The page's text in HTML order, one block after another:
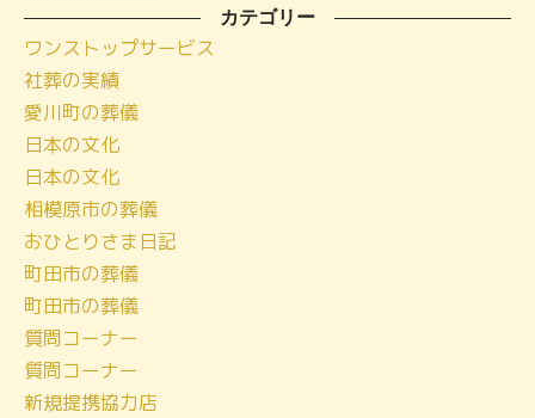
ー
カ
イ
ブ
カテゴリー
ワンストップサービス
社葬の実績
愛川町の葬儀
日本の文化
日本の文化
相模原市の葬儀
おひとりさま日記
町田市の葬儀
町田市の葬儀
質問コーナー
質問コーナー
新規提携協力店